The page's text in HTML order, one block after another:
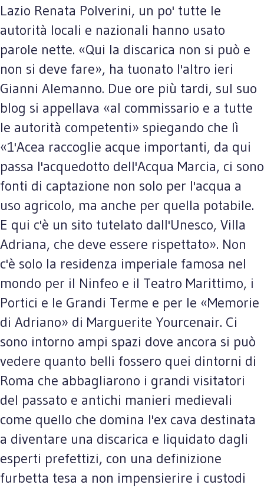
Lazio Renata Polverini, un po' tutte le
autorità locali e nazionali hanno usato
parole nette. «Qui la discarica non si può e
non si deve fare», ha tuonato l'altro ieri
Gianni Alemanno. Due ore più tardi, sul suo
blog si appellava «al commissario e a tutte
le autorità competenti» spiegando che lì
«1'Acea raccoglie acque importanti, da qui
passa l'acquedotto dell'Acqua Marcia, ci sono
fonti di captazione non solo per l'acqua a
uso agricolo, ma anche per quella potabile.
E qui c'è un sito tutelato dall'Unesco, Villa
Adriana, che deve essere rispettato». Non
c'è solo la residenza imperiale famosa nel
mondo per il Ninfeo e il Teatro Marittimo, i
Portici e le Grandi Terme e per le «Memorie
di Adriano» di Marguerite Yourcenair. Ci
sono intorno ampi spazi dove ancora si può
vedere quanto belli fossero quei dintorni di
Roma che abbagliarono i grandi visitatori
del passato e antichi manieri medievali
come quello che domina l'ex cava destinata
a diventare una discarica e liquidato dagli
esperti prefettizi, con una definizione
furbetta tesa a non impensierire i custodi